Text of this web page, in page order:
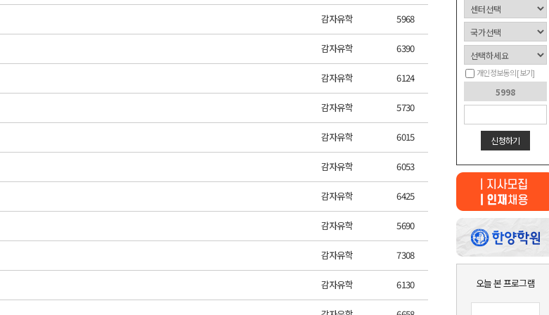
개인정보동의[보기]
신청하기
오늘 본 프로그램
상품이 없습니다.
감자유학 5968
감자유학 6390
감자유학 6124
감자유학 5730
감자유학 6015
감자유학 6053
감자유학 6425
감자유학 5690
감자유학 7308
감자유학 6130